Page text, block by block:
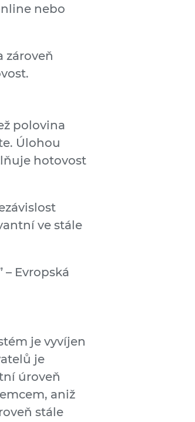
nebo
zároveň
polovina
Úlohou
hotovost
ve stále
Evropská
je vyvíjen
je
úroveň
aniž
stále